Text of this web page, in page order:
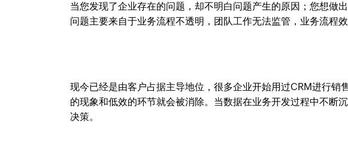
当您发现了企业存在的问题，却不明白问题产生的原因；您想做
问题主要来自于业务流程不透明，团队工作无法监管，业务流程
现今已经是由客户占据主导地位，很多企业开始用过CRM进行销
的现象和低效的环节就会被消除。当数据在业务开发过程中不断
决策。